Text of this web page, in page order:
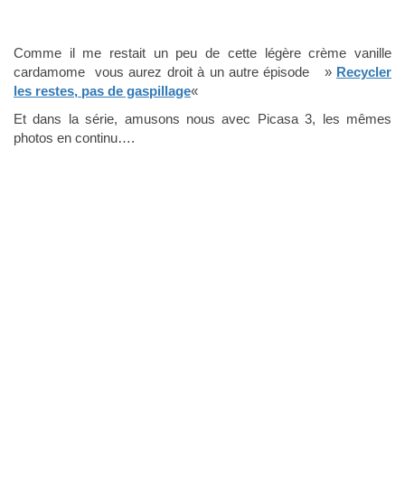
Comme il me restait un peu de cette légère crème vanille
cardamome vous aurez droit à un autre épisode » Recycler
les restes, pas de gaspillage«
Et dans la série, amusons nous avec Picasa 3, les mêmes
photos en continu….